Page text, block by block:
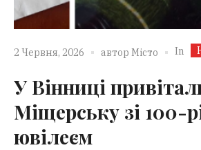
2 Червня, 2026 автор Місто In
У Вінниці
Міщерську зі 100-
ювілеєм